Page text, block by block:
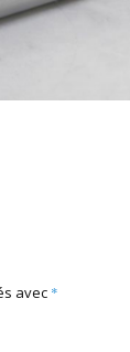
avec *